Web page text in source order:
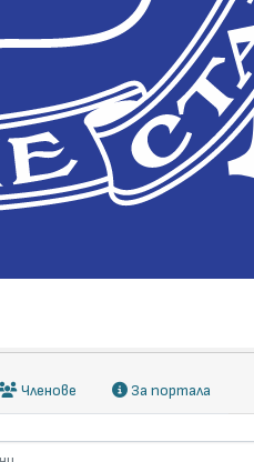
Членове За портала